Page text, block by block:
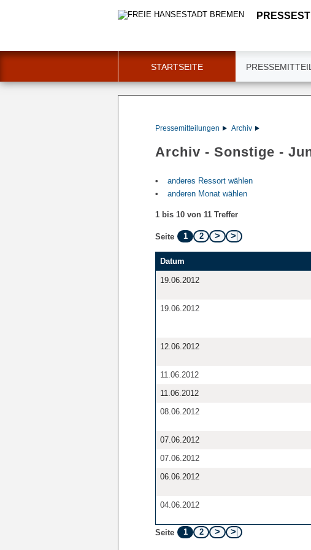
STARTSEITE
Pressemitteilungen Archiv
Archiv - Sonstige -
anderes Ressort wählen
anderen Monat wählen
1 bis 10 von 11 Treffer
Seite 1 2
Datum
19.06.2012
19.06.2012
12.06.2012
11.06.2012
11.06.2012
08.06.2012
07.06.2012
07.06.2012
06.06.2012
04.06.2012
Seite
1 2